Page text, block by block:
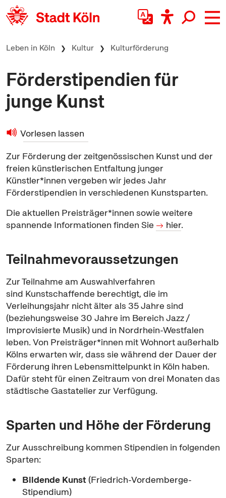
zum Inhalt springen
Leben in Köln Kultur Kulturförderung
Förderstipendien für
junge Kunst
Vorlesen lassen
Zur Förderung der zeitgenössischen Kunst und der
freien künstlerischen Entfaltung junger
Künstler*innen vergeben wir jedes Jahr
Förderstipendien in verschiedenen Kunstsparten.
Die aktuellen Preisträger*innen sowie weitere
spannende Informationen finden Sie
hier.
Teilnahmevoraussetzungen
Zur Teilnahme am Auswahlverfahren
sind Kunstschaffende berechtigt, die im
Verleihungsjahr nicht älter als 35 Jahre sind
(beziehungsweise 30 Jahre im Bereich Jazz/
Improvisierte Musik) und in Nordrhein-Westfalen
leben. Von Preisträger*innen mit Wohnort außerhalb
Kölns erwarten wir, dass sie während der Dauer der
Förderung ihren Lebensmittelpunkt in Köln haben.
Dafür steht für einen Zeitraum von drei Monaten das
städtische Gastatelierzur Verfügung.
Sparten und Höhe der Förderung
Zur Ausschreibung kommen Stipendien in folgenden
Sparten:
Bildende Kunst (Friedrich-Vordemberge-
Stipendium)